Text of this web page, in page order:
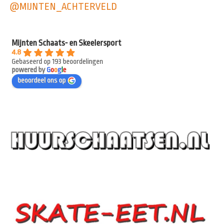
@MIJNTEN_ACHTERVELD
Mijnten Schaats- en Skeelersport
4.8
Gebaseerd op 193 beoordelingen
powered byGooge
beoordeel ons op